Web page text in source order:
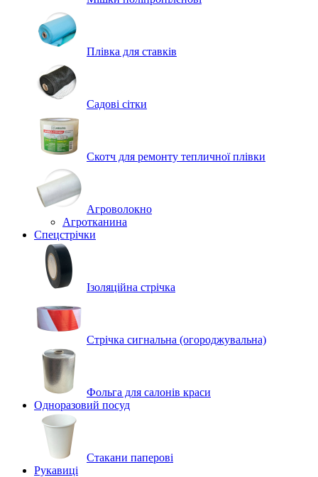
Плівка для ставків
Садові сітки
Скотч для ремонту тепличної плівки
Агроволокно
Агротканина
Спецстрічки
Ізоляційна стрічка
Стрічка сигнальна (огороджувальна)
Фольга для салонів краси
Одноразовий посуд
Стакани паперові
Рукавиці